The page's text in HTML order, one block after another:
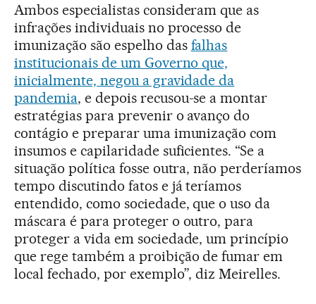
Ambos especialistas consideram que as
infrações individuais no processo de
imunização são espelho das falhas
institucionais de um Governo que,
inicialmente, negou a gravidade da
pandemia, e depois recusou-se a montar
estratégias para prevenir o avanço do
contágio e preparar uma imunização com
insumos e capilaridade suficientes. “Se a
situação política fosse outra, não perderíamos
tempo discutindo fatos e já teríamos
entendido, como sociedade, que o uso da
máscara é para proteger o outro, para
proteger a vida em sociedade, um princípio
que rege também a proibição de fumar em
local fechado, por exemplo”, diz Meirelles.